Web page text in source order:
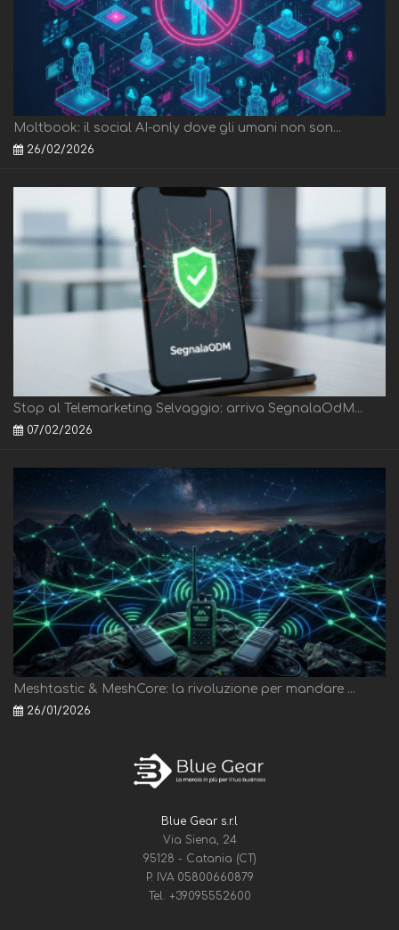
Moltbook: il social AI-only dove gli umani non son...
26/02/2026
Stop al Telemarketing Selvaggio: arriva SegnalaOdM...
07/02/2026
Meshtastic & MeshCore: la rivoluzione per mandare ...
26/01/2026
Blue Gear s.r.l
Via Siena, 24
95128 - Catania (CT)
P. IVA 05800660879
Tel.
+39095552600